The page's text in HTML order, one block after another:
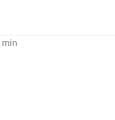
min